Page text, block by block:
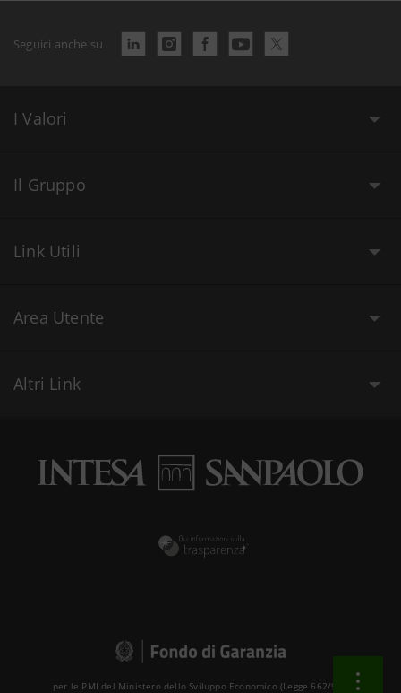
Seguici anche su
I Valori
Il Gruppo
Link Utili
Area Utente
Altri Link
per le PMI del Ministero dello Sviluppo Economico (Legge 662/96 )